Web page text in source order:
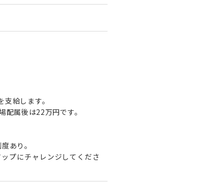
給します。
属後は22万円です。
あり。
プにチャレンジしてくださ